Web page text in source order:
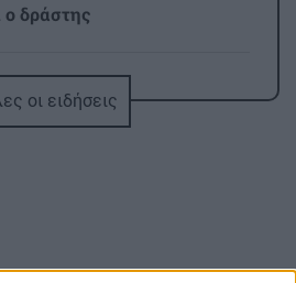
δράστης
Σητείας: Γιγαντιαία
οι ειδήσεις